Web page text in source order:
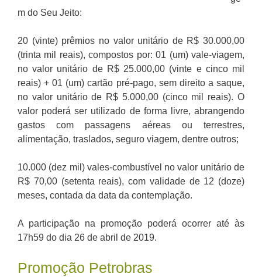
m do Seu Jeito:
20 (vinte) prêmios no valor unitário de R$ 30.000,00
(trinta mil reais), compostos por: 01 (um) vale-viagem,
no valor unitário de R$ 25.000,00 (vinte e cinco mil
reais) + 01 (um) cartão pré-pago, sem direito a saque,
no valor unitário de R$ 5.000,00 (cinco mil reais). O
valor poderá ser utilizado de forma livre, abrangendo
gastos com passagens aéreas ou terrestres,
alimentação, traslados, seguro viagem, dentre outros;
10.000 (dez mil) vales-combustível no valor unitário de
R$ 70,00 (setenta reais), com validade de 12 (doze)
meses, contada da data da contemplação.
A participação na promoção poderá ocorrer até às
17h59 do dia 26 de abril de 2019.
Promoção Petrobras